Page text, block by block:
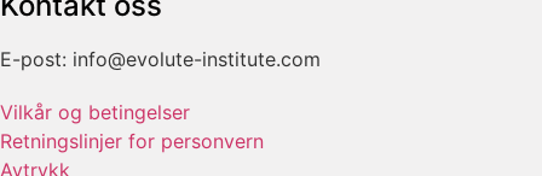
E-post: info@evolute-institute.com
Vilkår og betingelser
Retningslinjer for personvern
Avtrykk